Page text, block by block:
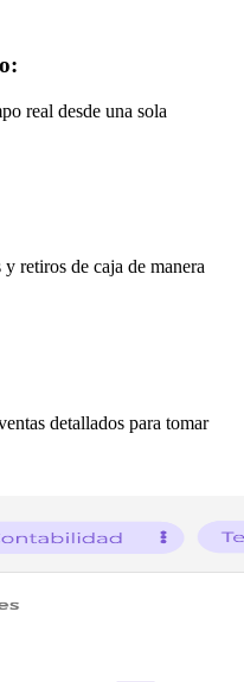
real desde una sola
retiros de caja de manera
detallados para tomar